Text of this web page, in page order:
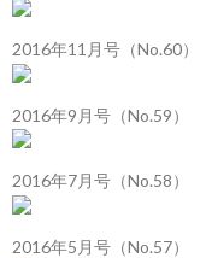
2016年11月号（No.60）
2016年9月号（No.59）
2016年7月号（No.58）
2016年5月号（No.57）